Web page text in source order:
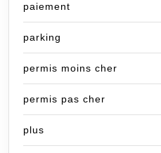
paiement
parking
permis moins cher
permis pas cher
plus